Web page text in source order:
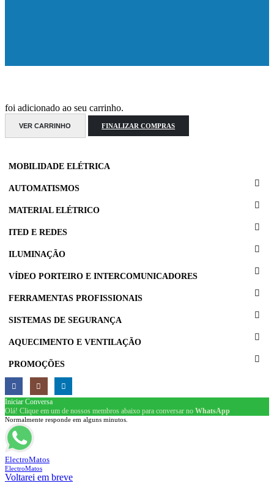
foi adicionado ao seu carrinho.
VER CARRINHO FINALIZAR COMPRAS
MOBILIDADE ELÉTRICA
AUTOMATISMOS
MATERIAL ELÉTRICO
ITED E REDES
ILUMINAÇÃO
VÍDEO PORTEIRO E INTERCOMUNICADORES
FERRAMENTAS PROFISSIONAIS
SISTEMAS DE SEGURANÇA
AQUECIMENTO E VENTILAÇÃO
PROMOÇÕES
Iniciar Conversa
Olá! Clique em um de nossos membros abaixo para conversar no WhatsApp
Normalmente responde em alguns minutos.
ElectroMatos
ElectroMatos
Voltarei em breve